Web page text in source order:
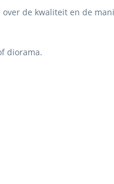
de kwaliteit en de
diorama.